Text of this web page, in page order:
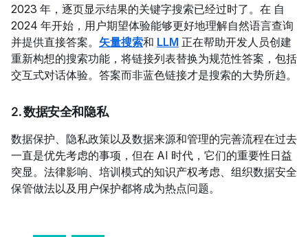
2023 年， 逐页显示结果的关键字搜索已经过时了。在 自
2024 年开始，用户期望体验能够更好地理解自然语言查询
并提供直接答案。 矢量搜索和 LLM 正在帮助开发人员创建
重新构想的搜索功能，将链接列表替换为规范性答案，包括
交互式对话体验。答案而非蓝色链接才是搜索的大势所趋。
2. 数据安全和隐私
数据保护、隐私政策以及数据来源和管理的完善流程在过去
一直是优先考虑的事项，但在 AI 时代，它们的重要性日益
突显。法律影响、培训模式的知识产权考虑、组织数据安全
保管做法以及用户保护都将成为热点问题。